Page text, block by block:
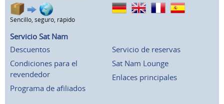
Sencillo, seguro, rápido
Servicio Sat Nam
Descuentos
Condiciones para el
revendedor
Programa de afiliados
Servicio de reservas
Sat Nam Lounge
Enlaces principales